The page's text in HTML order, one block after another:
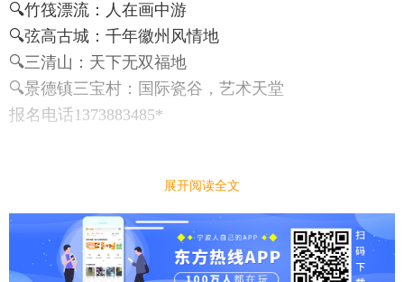
🔍竹筏漂流：人在画中游
🔍弦高古城：千年徽州风情地
🔍三清山：天下无双福地
🔍景德镇三宝村：国际瓷谷，艺术天堂
报名电话1373883485*
展开阅读全文